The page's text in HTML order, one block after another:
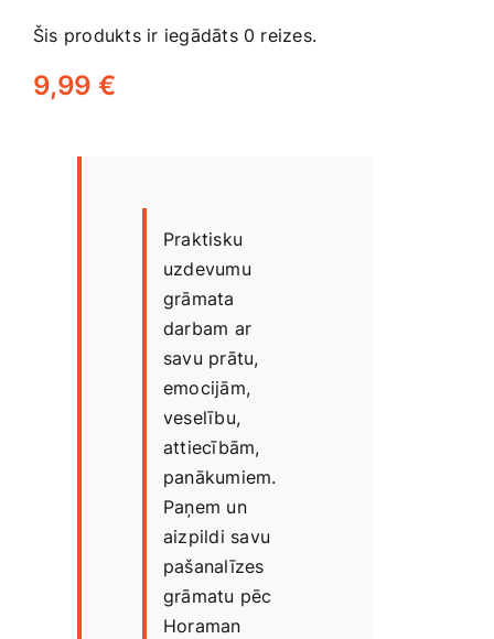
Zoo preces
Šis produkts ir iegādāts 0 reizes.
9,99 €
Praktisku
uzdevumu
grāmata
darbam ar
savu prātu,
emocijām,
veselību,
attiecībām,
panākumiem.
Paņem un
aizpildi savu
pašanalīzes
grāmatu pēc
Horaman